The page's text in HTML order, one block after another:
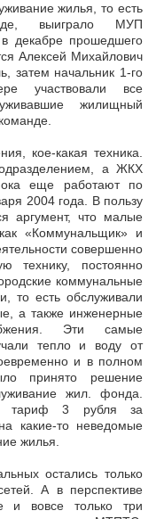
жилья, то есть
выиграло МУП
декабре прошедшего
Алексей Михайлович
затем начальник 1-го
участвовали все
жилищный
кое-какая техника.
а ЖКХ
еще работают по
2004 года. В пользу
аргумент, что малые
«Коммунальщик» и
совершенно
технику, постоянно
коммунальные
то есть обслуживали
а также инженерные
Эти самые
тепло и воду от
и в полном
принято решение
жил. фонда.
тариф 3 рубля за
какие-то неведомые
жилья.
остались только
А в перспективе
и вовсе только три